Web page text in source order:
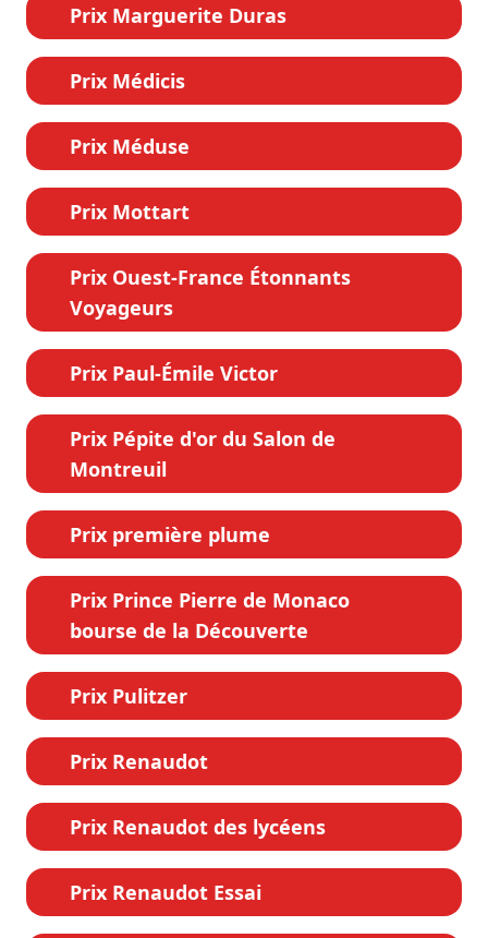
Prix Marguerite Duras
Prix Médicis
Prix Méduse
Prix Mottart
Prix Ouest-France Étonnants
Voyageurs
Prix Paul-Émile Victor
Prix Pépite d'or du Salon de
Montreuil
Prix première plume
Prix Prince Pierre de Monaco
bourse de la Découverte
Prix Pulitzer
Prix Renaudot
Prix Renaudot des lycéens
Prix Renaudot Essai